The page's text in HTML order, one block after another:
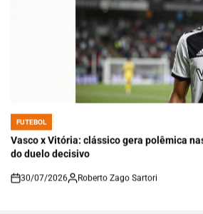
POSTED
FUTEBOL
Vasco x Vitória: clássico gera polêmica
do duelo decisivo
on
30/07/2026 Roberto Zago Sartori